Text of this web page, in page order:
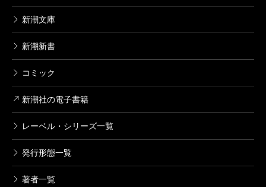
新潮文庫
新潮新書
コミック
新潮社の電子書籍
レーベル・シリーズ一覧
発行形態一覧
著者一覧